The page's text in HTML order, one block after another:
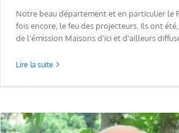
Notre beau département et en particulier le
fois encore, le feu des projecteurs. Ils ont
de l'émission Maisons d'ici et d'ailleurs
Lire la suite